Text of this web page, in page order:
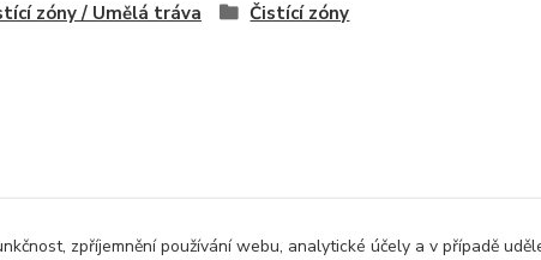
zóny / Umělá tráva Čistící zóny
zpříjemnění používání webu, analytické účely a v případě